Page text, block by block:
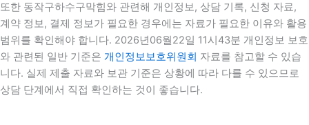
또한 동작구하수구막힘와 관련해 개인정보, 상담 기록, 신청 자료,
계약 정보, 결제 정보가 필요한 경우에는 자료가 필요한 이유와 활용
범위를 확인해야 합니다. 2026년06월22일 11시43분 개인정보 보호
와 관련된 일반 기준은 개인정보보호위원회 자료를 참고할 수 있습
니다. 실제 제출 자료와 보관 기준은 상황에 따라 다를 수 있으므로
상담 단계에서 직접 확인하는 것이 좋습니다.